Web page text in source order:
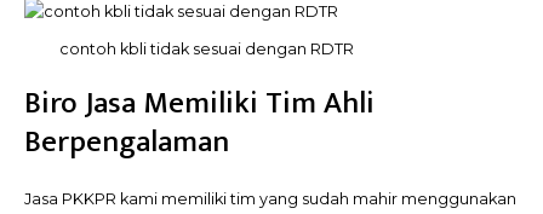
contoh kbli tidak sesuai dengan RDTR
Biro Jasa Memiliki Tim Ahli
Berpengalaman
Jasa PKKPR kami memiliki tim yang sudah mahir menggunakan